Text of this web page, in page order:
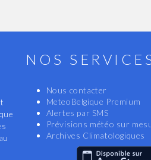
NOS
Nous contacter
MeteoBelgique Premium
Alertes par SMS
Prévisions météo sur
Archives Climatologiques